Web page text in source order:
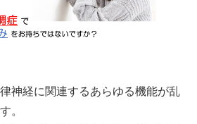
神経に関連するあらゆる機能が乱
。